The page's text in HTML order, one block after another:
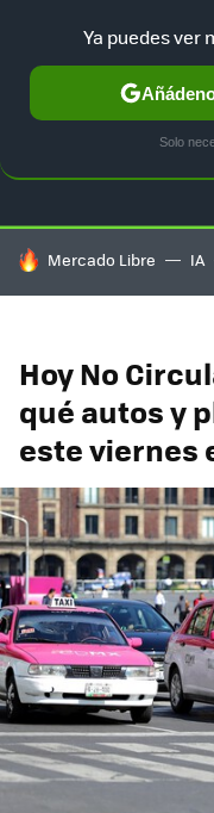
TESLA UBER
HOY SE HABLA DE
Mercado Libre IA
Hoy No
qué autos y
este viernes
Ya puedes ver
Solo